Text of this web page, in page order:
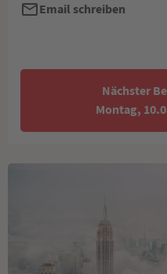
Email schreiben
Nächster
Montag,